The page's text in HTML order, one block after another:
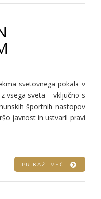
svetovnega pokala v
vsega sveta – vključno s
športnih nastopov
javnost in ustvaril pravi
PRIKAŽI VEČ